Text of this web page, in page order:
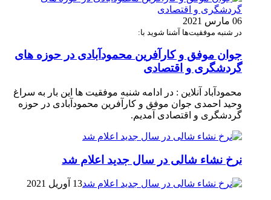
06 مارس 2021
در شنبه موفقیت‌ها آشنا شوید با:
جوان موفق و کارآفرین محمودآبادی در حوزه های
گردشگری و اقتصادی
محمودآباد آنلاین : در ادامه شنبه موفقیت ها این بار به سراغ
وحید احمدی جوان موفق و کارآفرین محمودآبادی در حوزه
گردشگری و اقتصادی آمدیم.
نرخ نشاء شالی در سال جدید اعلام شد
13 آوریل 2021